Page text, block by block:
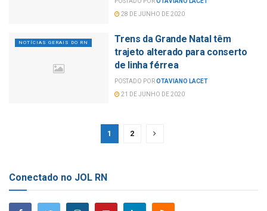
28 DE JUNHO DE 2020
NOTÍCIAS GERAIS DO RN
Trens da Grande Natal têm
trajeto alterado para conserto
de linha férrea
POSTADO POROTAVIANO LACET
21 DE JUNHO DE 2020
1 2
Conectado no JOL RN